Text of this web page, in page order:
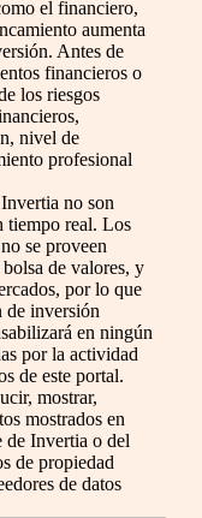
el financiero,
aumenta
Antes de
financieros o
los riesgos
nivel de
profesional
no son
tiempo real. Los
se proveen
de valores, y
por lo que
de inversión
en ningún
por la actividad
de este portal.
mostrar,
mostrados en
de Invertia o del
de propiedad
de datos